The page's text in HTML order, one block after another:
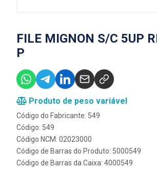
FILE MIGNON S/C 5UP
P
Produto de peso variável
Código do Fabricante: 549
Código: 549
Código NCM: 02023000
Código de Barras do Produto: 5000549
Código de Barras da Caixa: 4000549